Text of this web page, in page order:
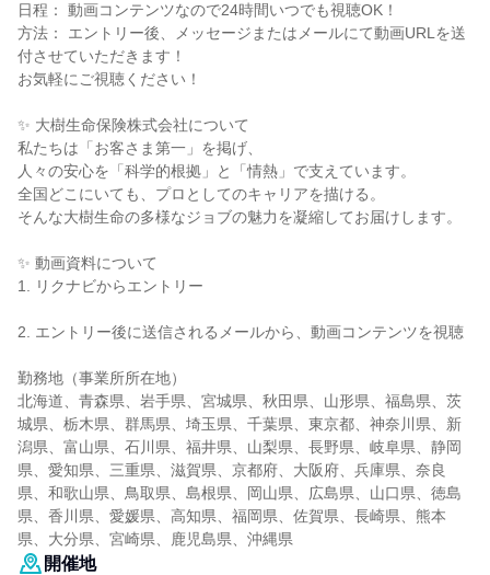
日程： 動画コンテンツなので24時間いつでも視聴OK！
方法： エントリー後、メッセージまたはメールにて動画URLを送
付させていただきます！
お気軽にご視聴ください！
✨ 大樹生命保険株式会社について
私たちは「お客さま第一」を掲げ、
人々の安心を「科学的根拠」と「情熱」で支えています。
全国どこにいても、プロとしてのキャリアを描ける。
そんな大樹生命の多様なジョブの魅力を凝縮してお届けします。
✨ 動画資料について
1. リクナビからエントリー
2. エントリー後に送信されるメールから、動画コンテンツを視聴
勤務地（事業所所在地）
北海道、青森県、岩手県、宮城県、秋田県、山形県、福島県、茨
城県、栃木県、群馬県、埼玉県、千葉県、東京都、神奈川県、新
潟県、富山県、石川県、福井県、山梨県、長野県、岐阜県、静岡
県、愛知県、三重県、滋賀県、京都府、大阪府、兵庫県、奈良
県、和歌山県、鳥取県、島根県、岡山県、広島県、山口県、徳島
県、香川県、愛媛県、高知県、福岡県、佐賀県、長崎県、熊本
県、大分県、宮崎県、鹿児島県、沖縄県
開催地